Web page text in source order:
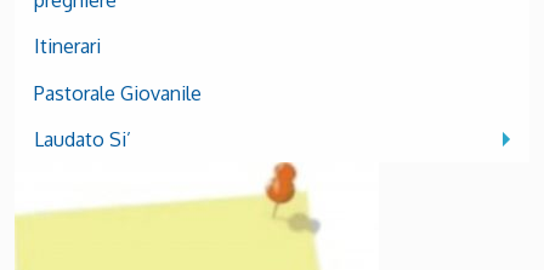
Itinerari
Pastorale Giovanile
Laudato Si’